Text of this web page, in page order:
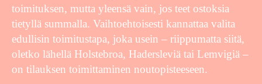
toimituksen, mutta yleensä vain, jos teet ostoksia
tietyllä summalla. Vaihtoehtoisesti kannattaa valita
edullisin toimitustapa, joka usein – riippumatta siitä,
oletko lähellä Holstebroa, Hadersleviä tai Lemvigiä –
on tilauksen toimittaminen noutopisteeseen.